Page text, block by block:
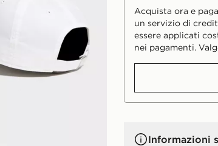
Acquista ora e
un servizio di
essere applicati
nei pagamenti.
Informazioni